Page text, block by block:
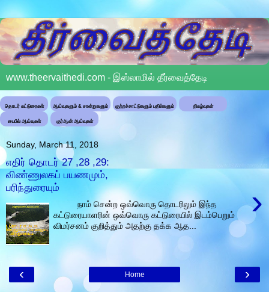
www.theervaithedi.com - இஸ்லாமில் தீர்வைத்தேடி
தொடர் கட்டுரைகள் ஆய்வுகளும் & சான்றுகளும் குற்றச்சாட்டுகளும் பதில்களும் நிகழ்வுகள்
பைபில் ஆய்வுகள் குர்ஆன் ஆய்வுகள்
Sunday, March 11, 2018
எதிர் தொடர் 27 ,28 ,29:
விண்ணுலகப் பயணமும்,
பரிந்துரையும்
›
நாம் சென்ற ஒவ்வொரு தொடரிலும் இந்த
கட்டுரையாளரின் ஒவ்வொரு கட்டுரையில் இடம்பெறும்
விமர்சனம் குறித்தும் அதற்கு தக்க ஆத...
‹ ›
Home